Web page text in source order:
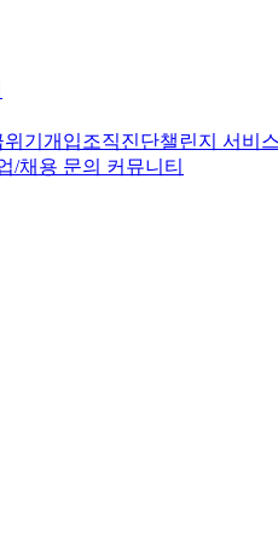
위기개입조직진단챌린지 서비스
/채용 문의 커뮤니티